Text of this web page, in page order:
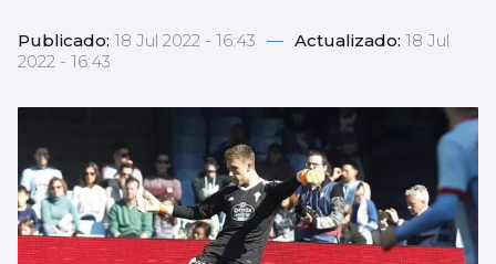
Publicado: 18 Jul 2022 - 16:43 — Actualizado: 18 Jul
2022 - 16:43